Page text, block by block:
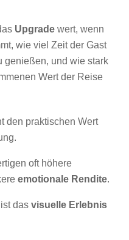
Upgrade wert, wenn
wie viel Zeit der Gast
genießen, und wie stark
Wert der Reise
den praktischen Wert
oft höhere
emotionale Rendite.
das visuelle Erlebnis